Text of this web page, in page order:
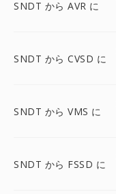
SNDT から AVR に
SNDT から CVSD に
SNDT から VMS に
SNDT から FSSD に